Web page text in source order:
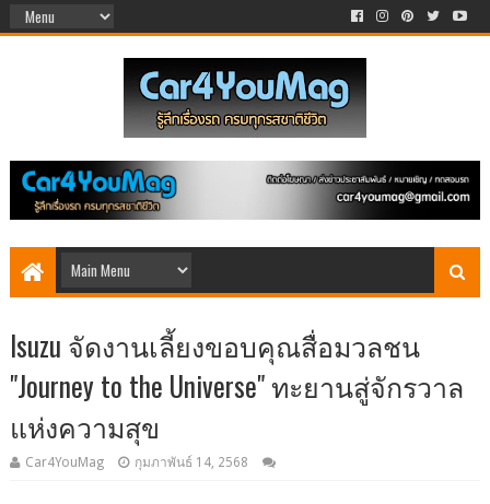
Isuzu จัดงานเลี้ยงขอบคุณสื่อมวลชน
"Journey to the Universe" ทะยานสู่จักรวาล
แห่งความสุข
Car4YouMag กุมภาพันธ์ 14, 2568